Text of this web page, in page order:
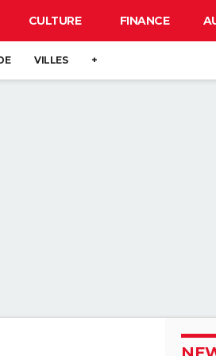
CULTURE FINANCE
VILLES +